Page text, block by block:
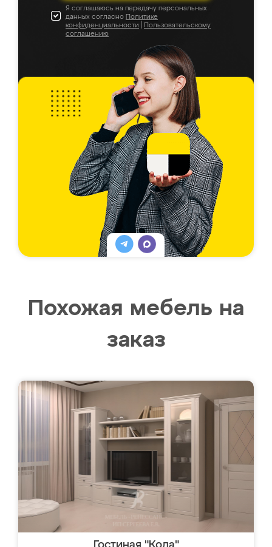
Я соглашаюсь на передачу персональных
данных согласно Политике
конфиденциальности
Пользовательскому
соглашению
Похожая мебель на
заказ